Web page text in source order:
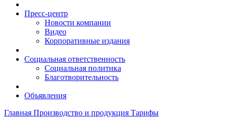
Пресс-центр
Новости компании
Видео
Корпоративные издания
Социальная ответственность
Социальная политика
Благотворительность
Объявления
Главная Производство и продукция Тарифы